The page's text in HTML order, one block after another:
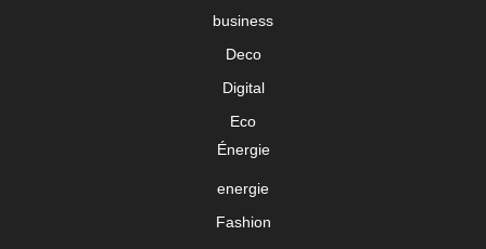
business
Deco
Digital
Eco
Énergie
energie
Fashion